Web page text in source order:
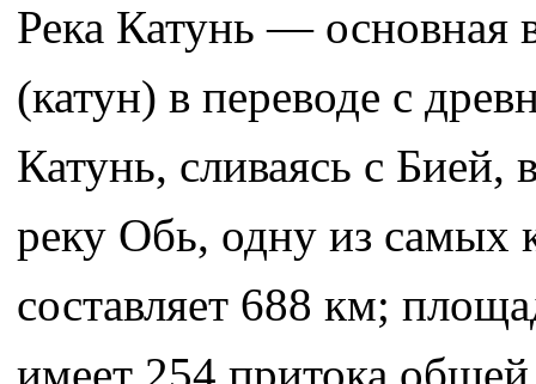
Река Катунь — основная
(катун) в переводе с
Катунь, сливаясь с Бией,
реку Обь, одну из самых
составляет 688 км;